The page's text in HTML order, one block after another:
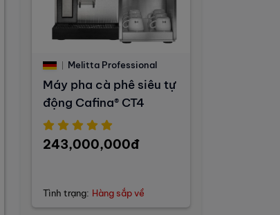
Melitta Professional
Máy pha cà phê siêu tự
động Cafina® CT4
243,000,000đ
Tình trạng: Hàng sắp về